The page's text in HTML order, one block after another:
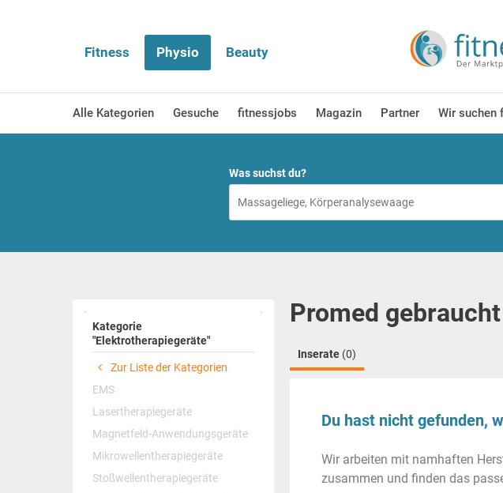
Fitness Physio Beauty
Alle Kategorien Gesuche fitnessjobs Magazin Partner Wir suchen
Was suchst du?
Kategorie
"Elektrotherapiegeräte"
Zur Liste der Kategorien
EMS
Lasertherapiegeräte
Magnetfeld-Anwendungsgeräte
Mikrowellentherapiegeräte
Stoßwellentherapiegeräte
Promed
Inserate (0)
Du hast nicht gefunden,
Wir arbeiten mit namhaften
zusammen und finden das